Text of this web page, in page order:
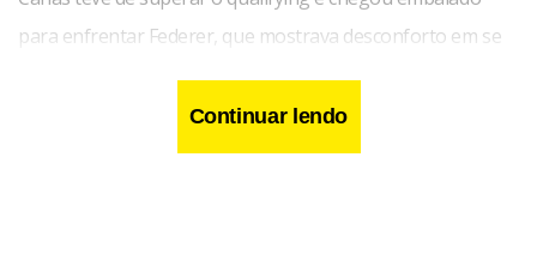
para enfrentar Federer, que mostrava desconforto em se
adequar ao jogo do sul-americano.
Continuar lendo